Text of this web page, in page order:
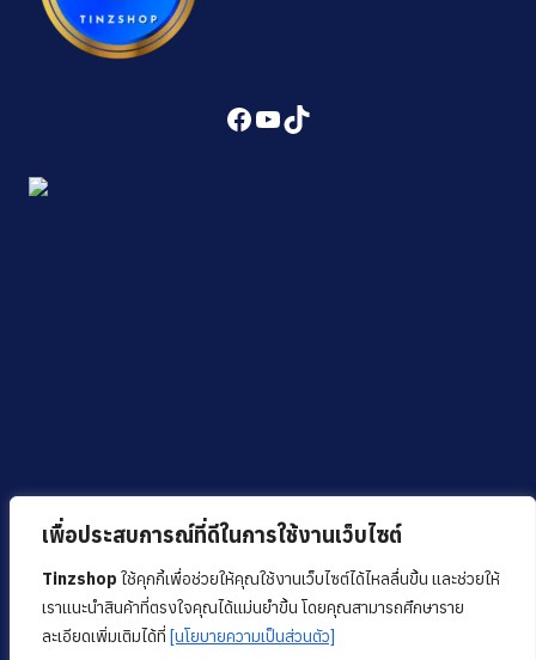
เพื่อประสบการณ์ที่ดีในการใช้งานเว็บไซต์
Tinzshop ใช้คุกกี้เพื่อช่วยให้คุณใช้งานเว็บไซต์ได้ไหลลื่นขึ้น และช่วยให้
เราแนะนำสินค้าที่ตรงใจคุณได้แม่นยำขึ้น โดยคุณสามารถศึกษาราย
ละเอียดเพิ่มเติมได้ที่ [นโยบายความเป็นส่วนตัว]
Facebook
YouTube
TikTok